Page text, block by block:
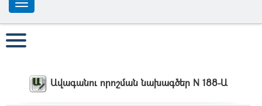
Ավագանու որոշման նախագծեր N 188-Ա